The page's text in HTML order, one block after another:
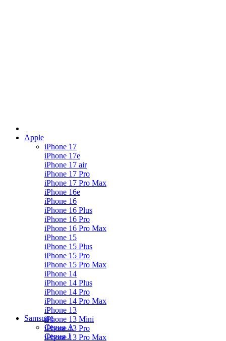
Apple
iPhone 17
iPhone 17e
iPhone 17 air
iPhone 17 Pro
iPhone 17 Pro Max
iPhone 16e
iPhone 16
iPhone 16 Plus
iPhone 16 Pro
iPhone 16 Pro Max
iPhone 15
iPhone 15 Plus
iPhone 15 Pro
iPhone 15 Pro Max
iPhone 14
iPhone 14 Plus
iPhone 14 Pro
iPhone 14 Pro Max
iPhone 13
iPhone 13 Mini
iPhone 13 Pro
iPhone 13 Pro Max
Samsung
Серия А
Серия J